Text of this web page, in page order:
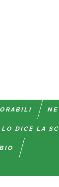
LO DICE LA